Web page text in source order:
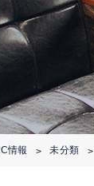
情報 > 未分類 >